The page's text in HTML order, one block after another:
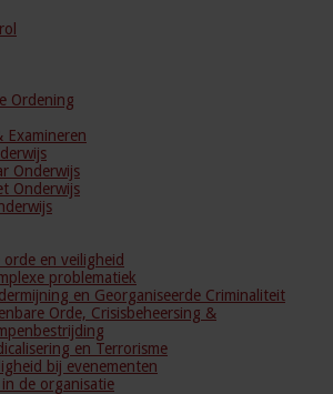
Ordening
Examineren
Onderwijs
Onderwijs
orde en veiligheid
problematiek
en Georganiseerde Criminaliteit
Orde, Crisisbeheersing &
en Terrorisme
bij evenementen
de organisatie